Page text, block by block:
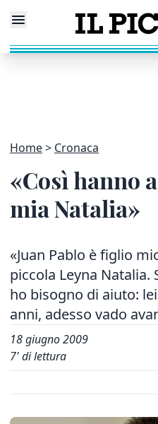
Home Cronaca
«Così hanno
mia Natalia»
«Juan Pablo è figlio
piccola Leyna
ho bisogno di aiuto:
anni, adesso vado
18 giugno 2009
7' di lettura